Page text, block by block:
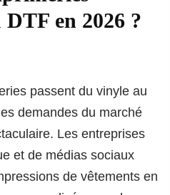
DTF en 2026 ?
passent du vinyle au
demandes du marché
Les entreprises
et de médias sociaux
de vêtements en